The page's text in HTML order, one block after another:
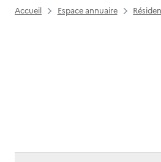
Accueil Espace annuaire